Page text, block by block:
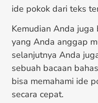
ide pokok dari teks
Kemudian Anda
yang Anda anggap
selanjutnya Anda
sebuah bacaan
bisa memahami ide
secara cepat.